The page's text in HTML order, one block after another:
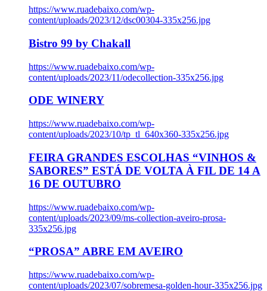
https://www.ruadebaixo.com/wp-
content/uploads/2023/12/dsc00304-335x256.jpg
Bistro 99 by Chakall
https://www.ruadebaixo.com/wp-
content/uploads/2023/11/odecollection-335x256.jpg
ODE WINERY
https://www.ruadebaixo.com/wp-
content/uploads/2023/10/tp_tl_640x360-335x256.jpg
FEIRA GRANDES ESCOLHAS “VINHOS &
SABORES” ESTÁ DE VOLTA À FIL DE 14 A
16 DE OUTUBRO
https://www.ruadebaixo.com/wp-
content/uploads/2023/09/ms-collection-aveiro-prosa-
335x256.jpg
“PROSA” ABRE EM AVEIRO
https://www.ruadebaixo.com/wp-
content/uploads/2023/07/sobremesa-golden-hour-335x256.jpg